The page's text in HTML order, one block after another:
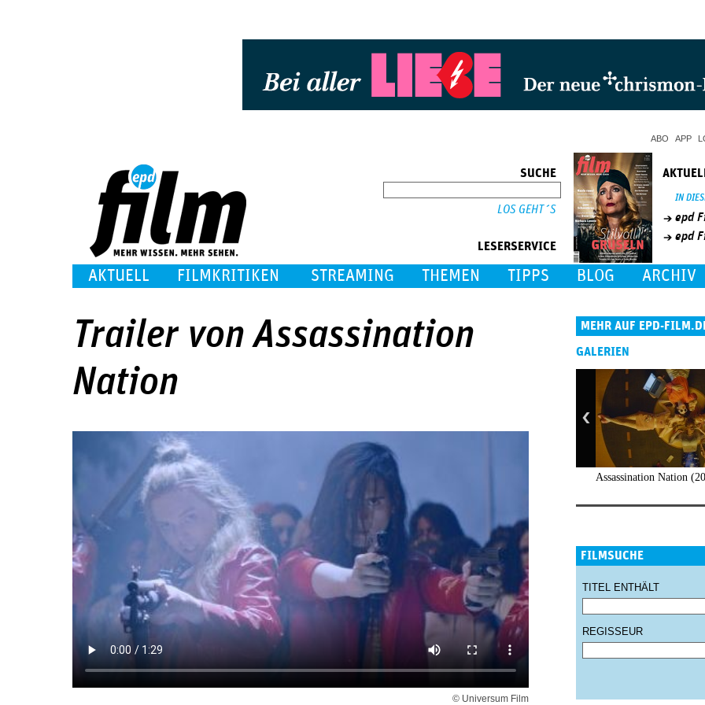
ABO APP
SUCHE
LESERSERVICE
IN
epd
epd
AKTUELL FILMKRITIKEN STREAMING THEMEN TIPPS BLOG ARCHIV
Trailer von Assassination
Nation
© Universum Film
MEHR AUF EPD-
GALERIEN
Assassination Nation
FILMSUCHE
TITEL ENTHÄLT
REGISSEUR